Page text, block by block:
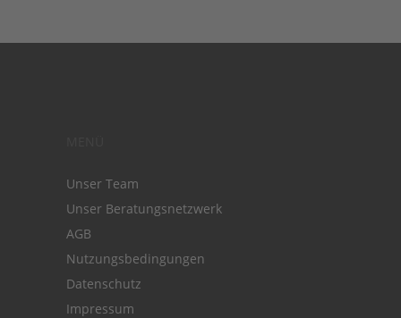
Unser Team
Unser Beratungsnetzwerk
AGB
Nutzungsbedingungen
Datenschutz
Impressum